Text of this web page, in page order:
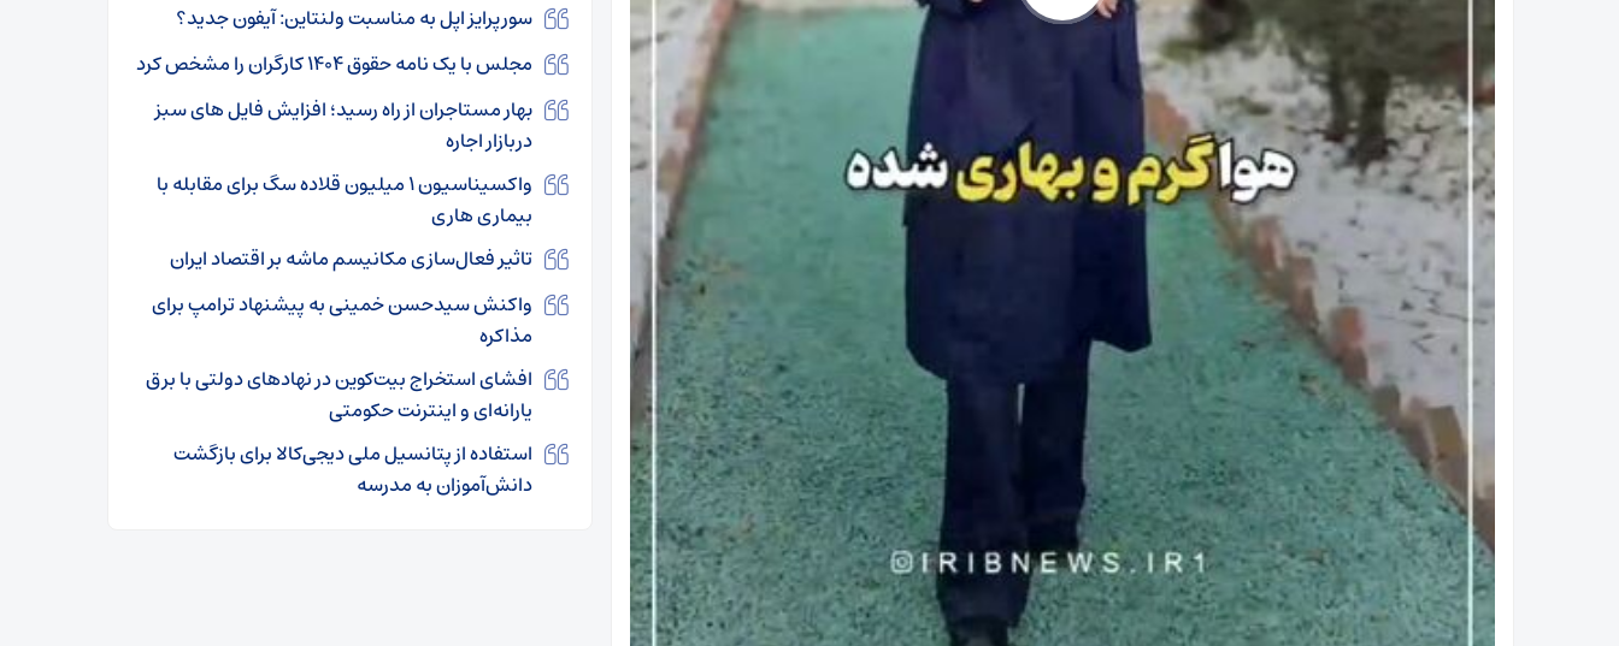
سورپرایز اپل به مناسبت ولنتاین: آیفون جدید؟
مجلس با یک نامه حقوق ۱۴۰۴ کارگران را مشخص کرد
بهار مستاجران از راه رسید؛ افزایش فایل های سبز
دربازار اجاره
واکسیناسیون ۱ میلیون قلاده سگ برای مقابله با
بیماری هاری
تاثیر فعال‌سازی مکانیسم ماشه بر اقتصاد ایران
واکنش سیدحسن خمینی به پیشنهاد ترامپ برای
مذاکره
افشای استخراج بیت‌کوین در نهاد‌های دولتی با برق
یارانه‌ای و اینترنت حکومتی
استفاده از پتانسیل ملی دیجی‌کالا برای بازگشت
دانش‌آموزان به مدرسه